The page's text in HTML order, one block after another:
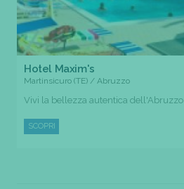
Hotel Maxim's
Martinsicuro (TE) / Abruzzo
Vivi la bellezza autentica dell'Abruzzo
SCOPRI